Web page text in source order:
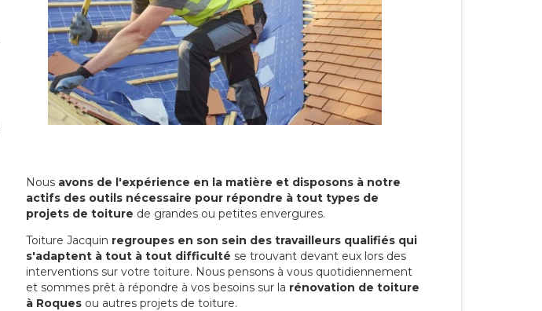
Nous avons de l'expérience en la matière et disposons à notre
actifs des outils nécessaire pour répondre à tout types de
projets de toiture de grandes ou petites envergures.
Toiture Jacquin regroupes en son sein des travailleurs qualifiés qui
s'adaptent à tout à tout difficulté se trouvant devant eux lors des
interventions sur votre toiture. Nous pensons à vous quotidiennement
et sommes prêt à répondre à vos besoins sur la rénovation de toiture
à Roques ou autres projets de toiture.